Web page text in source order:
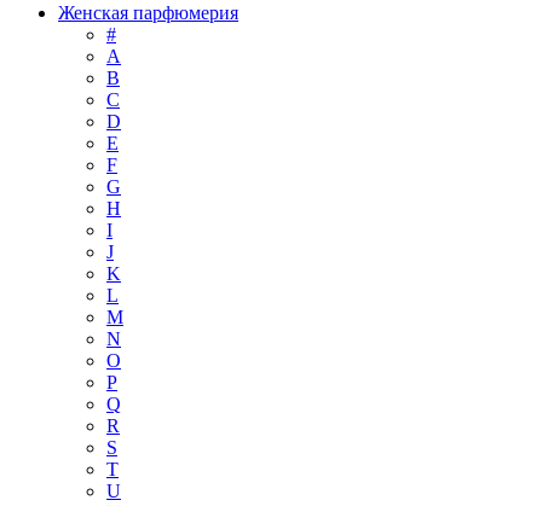
Женская парфюмерия
#
А
B
C
D
E
F
G
H
I
J
K
L
M
N
O
P
Q
R
S
T
U